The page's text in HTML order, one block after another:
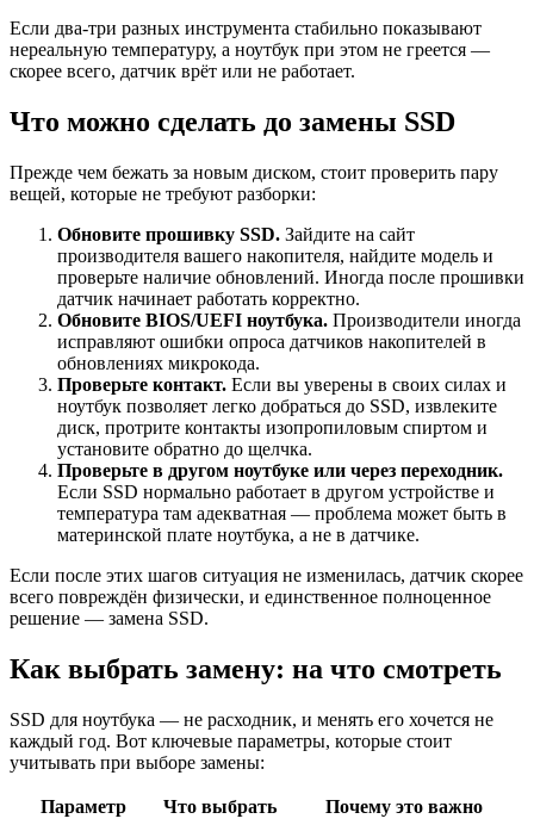
Если два-три разных инструмента стабильно показывают
нереальную температуру, а ноутбук при этом не греется —
скорее всего, датчик врёт или не работает.
Что можно сделать до замены SSD
Прежде чем бежать за новым диском, стоит проверить пару
вещей, которые не требуют разборки:
Обновите прошивку SSD. Зайдите на сайт
производителя вашего накопителя, найдите модель и
проверьте наличие обновлений. Иногда после прошивки
датчик начинает работать корректно.
Обновите BIOS/UEFI ноутбука. Производители иногда
исправляют ошибки опроса датчиков накопителей в
обновлениях микрокода.
Проверьте контакт. Если вы уверены в своих силах и
ноутбук позволяет легко добраться до SSD, извлеките
диск, протрите контакты изопропиловым спиртом и
установите обратно до щелчка.
Проверьте в другом ноутбуке или через переходник.
Если SSD нормально работает в другом устройстве и
температура там адекватная — проблема может быть в
материнской плате ноутбука, а не в датчике.
Если после этих шагов ситуация не изменилась, датчик скорее
всего повреждён физически, и единственное полноценное
решение — замена SSD.
Как выбрать замену: на что смотреть
SSD для ноутбука — не расходник, и менять его хочется не
каждый год. Вот ключевые параметры, которые стоит
учитывать при выборе замены:
Параметр Что выбрать
Почему это важно